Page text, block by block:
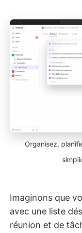
Organisez,
Imaginons que
avec une liste
réunion et de